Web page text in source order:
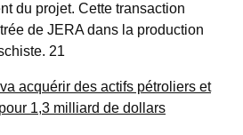
du projet. Cette transaction
de JERA dans la production
21
acquérir des actifs pétroliers et
1,3 milliard de dollars